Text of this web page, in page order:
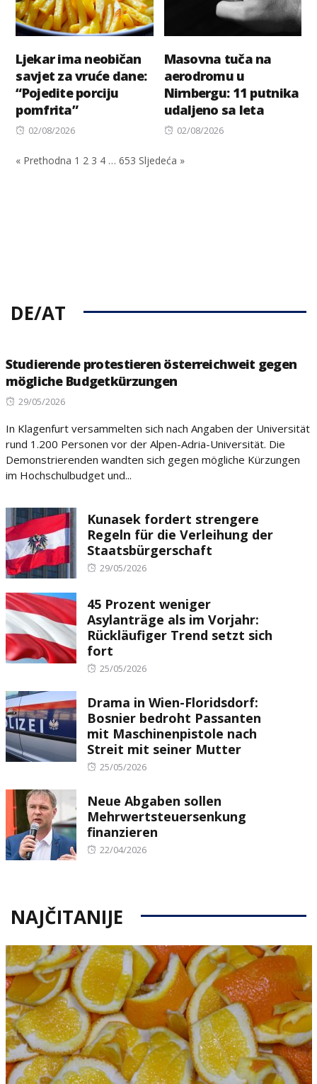
Ljekar ima neobičan
savjet za vruće dane:
“Pojedite porciju
pomfrita”
Posted
02/08/2026
Masovna tuča na
aerodromu u
Nirnbergu: 11 putnika
udaljeno sa leta
Posted
02/08/2026
« Prethodna 1 2 3 4 … 653 Sljedeća »
DE/AT
Studierende protestieren österreichweit gegen
mögliche Budgetkürzungen
Posted
29/05/2026
In Klagenfurt versammelten sich nach Angaben der Universität
rund 1.200 Personen vor der Alpen-Adria-Universität. Die
Demonstrierenden wandten sich gegen mögliche Kürzungen
im Hochschulbudget und...
Kunasek fordert strengere
Regeln für die Verleihung der
Staatsbürgerschaft
Posted
29/05/2026
45 Prozent weniger
Asylanträge als im Vorjahr:
Rückläufiger Trend setzt sich
fort
Posted
25/05/2026
Drama in Wien-Floridsdorf:
Bosnier bedroht Passanten
mit Maschinenpistole nach
Streit mit seiner Mutter
Posted
25/05/2026
Neue Abgaben sollen
Mehrwertsteuersenkung
finanzieren
Posted
22/04/2026
NAJČITANIJE